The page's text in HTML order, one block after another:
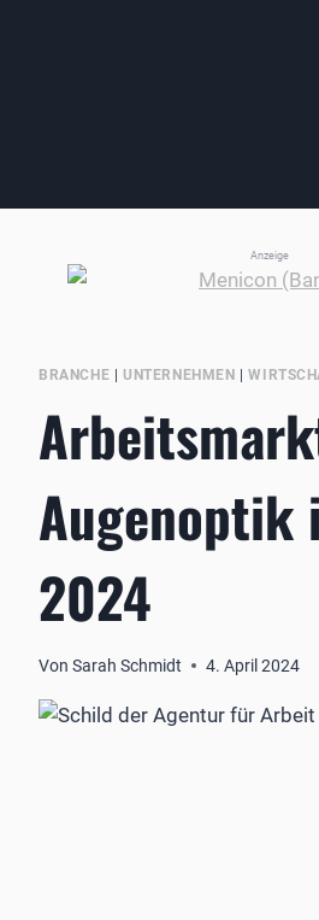
Anzeige
BRANCHE UNTERNEHMEN |
Augenoptik
2024
Von Sarah Schmidt 4. April 2024